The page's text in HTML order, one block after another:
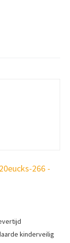
266 -
kinderveilig